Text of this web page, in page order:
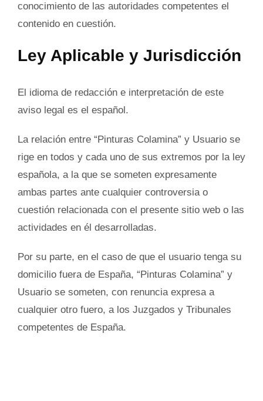
conocimiento de las autoridades competentes el
contenido en cuestión.
Ley Aplicable y Jurisdicción
El idioma de redacción e interpretación de este
aviso legal es el español.
La relación entre “Pinturas Colamina” y Usuario se
rige en todos y cada uno de sus extremos por la ley
española, a la que se someten expresamente
ambas partes ante cualquier controversia o
cuestión relacionada con el presente sitio web o las
actividades en él desarrolladas.
Por su parte, en el caso de que el usuario tenga su
domicilio fuera de España, “Pinturas Colamina” y
Usuario se someten, con renuncia expresa a
cualquier otro fuero, a los Juzgados y Tribunales
competentes de España.